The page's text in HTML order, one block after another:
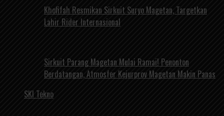
Khofifah Resmikan Sirkuit Suryo Magetan, Targetkan
Lahir Rider Internasional
Sirkuit Parang Magetan Mulai Ramai! Penonton
Berdatangan, Atmosfer Kejurprov Magetan Makin Panas
SKI Tekno